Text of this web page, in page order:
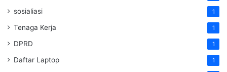
sosialiasi 1
Tenaga Kerja 1
DPRD 1
Daftar Laptop 1